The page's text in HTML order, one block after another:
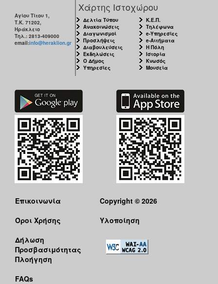
Αγίου Τίτου 1,
Τ.Κ. 71202,
Ηράκλειο
Τηλ.: 2813-409000
email:info@heraklion.gr
Χάρτης Ιστοχώρου
Δελτία Τύπου
Ανακοινώσεις
Διαγωνισμοί
Προσλήψεις
Διαβουλεύσεις
Εκδηλώσεις
Ο Δήμος
Υπηρεσίες
Κ.Ε.Π.
Τηλέφωνα
e-Υπηρεσίες
e-Αιτήματα
Η Πόλη
Ιστορία
Κνωσός
Μουσεία
Επικοινωνία
Όροι Χρήσης
Δήλωση
Προσβασιμότητας
Πλοήγηση
FAQs
Copyright © 2026
Υλοποίηση